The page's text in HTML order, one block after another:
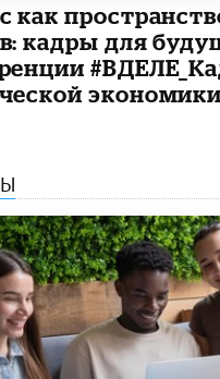
как
кадры для
экономики